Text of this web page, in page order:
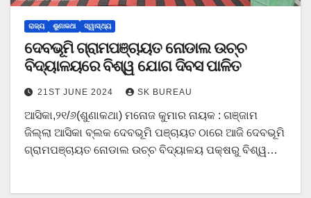
ରାଜ୍ୟ ଶୁଣାକଥା ସ୍ୱାସ୍ଥ୍ୟ
ଦେବଭୂମି ଗ୍ରାମପଞ୍ଚାୟତ ନୋଡାଲ ଉଚ୍ଚ
ବିଦ୍ୟାଳୟରେ ବିଶ୍ୱ ଯୋଗ ଦିବସ ପାଳିତ
21ST JUNE 2024 SK BUREAU
ଆସିକା,୨୧/୬(ଶୁଣାକଥା) ମନୋଜ କୁମାର ନାୟକ : ଗଞ୍ଜାମ
ଜିଲ୍ଲା ଆସିକା ବ୍ଲକ ଦେବଭୂମି ପଞ୍ଚାୟତ ଠାରେ ଆଜି ଦେବଭୂମି
ଗ୍ରାମପଞ୍ଚାୟତ ନୋଡାଲ ଉଚ୍ଚ ବିଦ୍ୟାଳୟ ପକ୍ଷରୁ ବିଶ୍ୱ…